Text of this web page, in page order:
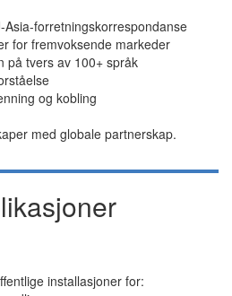
Asia-forretningskorrespondanse
for fremvoksende markeder
på tvers av 100+ språk
og kobling
med globale partnerskap.
installasjoner for: